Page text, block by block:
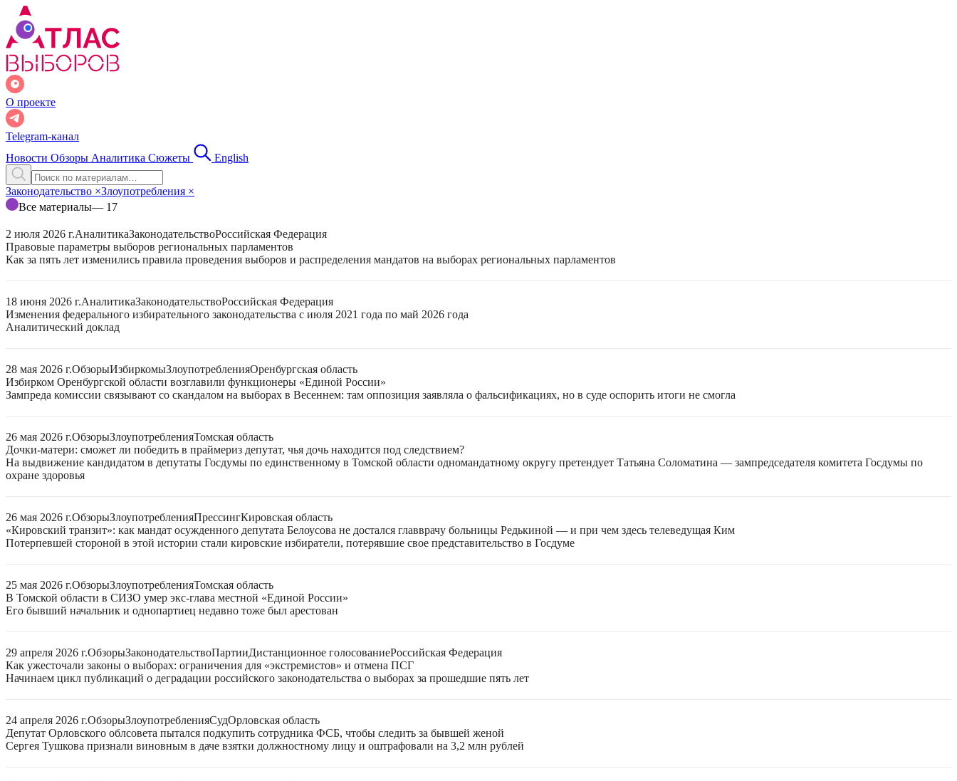
О проекте
Telegram-канал
Новости Обзоры Аналитика Сюжеты English
Законодательство ×Злоупотребления ×
Все материалы— 17
2 июля 2026 г.АналитикаЗаконодательствоРоссийская Федерация
Правовые параметры выборов региональных парламентов
Как за пять лет изменились правила проведения выборов и распределения мандатов на выборах региональных парламентов
18 июня 2026 г.АналитикаЗаконодательствоРоссийская Федерация
Изменения федерального избирательного законодательства с июля 2021 года по май 2026 года
Аналитический доклад
28 мая 2026 г.ОбзорыИзбиркомыЗлоупотребленияОренбургская область
Избирком Оренбургской области возглавили функционеры «Единой России»
Зампреда комиссии связывают со скандалом на выборах в Весеннем: там оппозиция заявляла о фальсификациях, но в суде оспорить итоги не смогла
26 мая 2026 г.ОбзорыЗлоупотребленияТомская область
Дочки-матери: сможет ли победить в праймериз депутат, чья дочь находится под следствием?
На выдвижение кандидатом в депутаты Госдумы по единственному в Томской области одномандатному округу претендует Татьяна Соломатина — зампредседателя комитета Госдумы по
охране здоровья
26 мая 2026 г.ОбзорыЗлоупотребленияПрессингКировская область
«Кировский транзит»: как мандат осужденного депутата Белоусова не достался главврачу больницы Редькиной — и при чем здесь телеведущая Ким
Потерпевшей стороной в этой истории стали кировские избиратели, потерявшие свое представительство в Госдуме
25 мая 2026 г.ОбзорыЗлоупотребленияТомская область
В Томской области в СИЗО умер экс-глава местной «Единой России»
Его бывший начальник и однопартиец недавно тоже был арестован
29 апреля 2026 г.ОбзорыЗаконодательствоПартииДистанционное голосованиеРоссийская Федерация
Как ужесточали законы о выборах: ограничения для «экстремистов» и отмена ПСГ
Начинаем цикл публикаций о деградации российского законодательства о выборах за прошедшие пять лет
24 апреля 2026 г.ОбзорыЗлоупотребленияСудОрловская область
Депутат Орловского облсовета пытался подкупить сотрудника ФСБ, чтобы следить за бывшей женой
Сергея Тушкова признали виновным в даче взятки должностному лицу и оштрафовали на 3,2 млн рублей